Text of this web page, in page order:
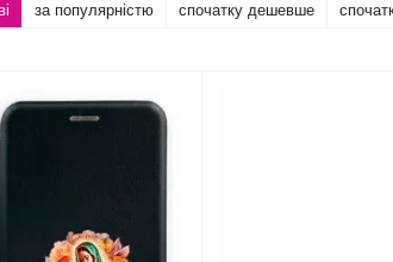
за популярністю спочатку дешевше